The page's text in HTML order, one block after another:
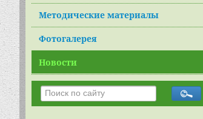
Методические материалы
Фотогалерея
Новости